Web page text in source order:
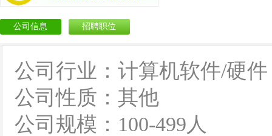
公司信息 招聘职位
公司行业：计算机软件/硬件
公司性质：其他
公司规模：100-499人